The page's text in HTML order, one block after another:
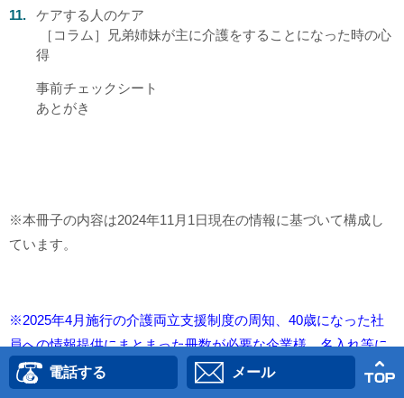
ケアする人のケア
［コラム］兄弟姉妹が主に介護をすることになった時の心
得
事前チェックシート
あとがき
※本冊子の内容は2024年11月1日現在の情報に基づいて構成し
ています。
※2025年4月施行の介護両立支援制度の周知、40歳になった社
員への情報提供にまとまった冊数が必要な企業様、名入れ等に
つきましては弊社までお問い合わせください。
電話する メール